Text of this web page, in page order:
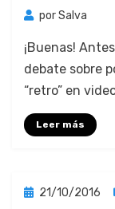
porSalva
¡Bue­nas!
debate sobre
“retro” en
Leer más
Publicada
21/10/2016